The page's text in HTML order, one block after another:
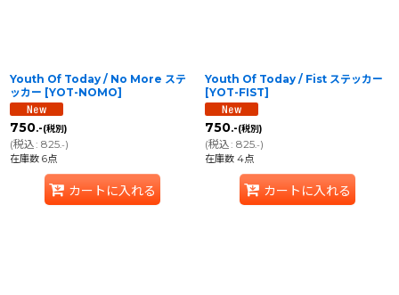
Youth Of Today / No More ステ
ッカー [YOT-NOMO]
750.-(税別)
(税込: 825.-)
在庫数 6点
カートに入れる
Youth Of Today / Fist ステッカー
[YOT-FIST]
750.-(税別)
(税込: 825.-)
在庫数 4点
カートに入れる